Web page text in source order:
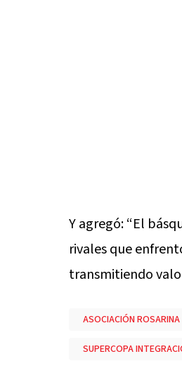
Y agregó: “El
rivales que
transmitiendo
ASOCIACIÓN ROSARINA
SUPERCOPA